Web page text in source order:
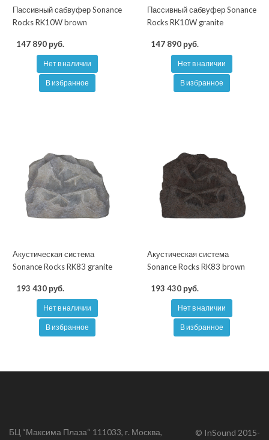
Пассивный сабвуфер Sonance
Rocks RK10W brown
147 890 руб.
Нет в наличии
В избранное
Пассивный сабвуфер Sonance
Rocks RK10W granite
147 890 руб.
Нет в наличии
В избранное
Акустическая система
Sonance Rocks RK83 granite
193 430 руб.
Нет в наличии
В избранное
Акустическая система
Sonance Rocks RK83 brown
193 430 руб.
Нет в наличии
В избранное
БЦ “Максима Плаза“ 111033, г. Москва,
© InSound 2015-